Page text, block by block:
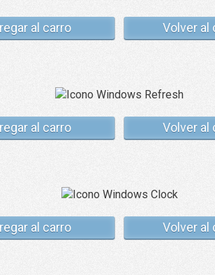
al carro Volver al
al carro Volver al
al carro Volver al